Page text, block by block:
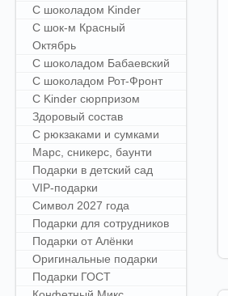
С шоколадом Kinder
С шок-м Красный
Октябрь
С шоколадом Бабаевский
С шоколадом Рот-Фронт
С Kinder сюрпризом
Здоровый состав
С рюкзаками и сумками
Марс, сникерс, баунти
Подарки в детский сад
VIP-подарки
Символ 2027 года
Подарки для сотрудников
Подарки от Алёнки
Оригинальные подарки
Подарки ГОСТ